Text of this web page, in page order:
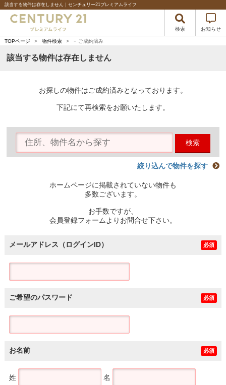
該当する物件は存在しません｜センチュリー21プレミアムライフ
検索 お知らせ
TOPページ > 物件検索 > - ご成約済み
該当する物件は存在しません
お探しの物件はご成約済みとなっております。
下記にて再検索をお願いたします。
検索
絞り込んで物件を探す
ホームページに掲載されていない物件も
多数ございます。
お手数ですが、
会員登録フォームよりお問合せ下さい。
メールアドレス（ログインID） 必須
ご希望のパスワード 必須
お名前 必須
姓 名